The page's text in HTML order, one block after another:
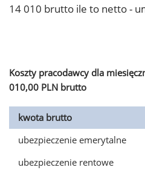
14 010 brutto ile to netto -
Koszty pracodawcy dla
010,00 PLN brutto
kwota brutto
ubezpieczenie emerytalne
ubezpieczenie rentowe